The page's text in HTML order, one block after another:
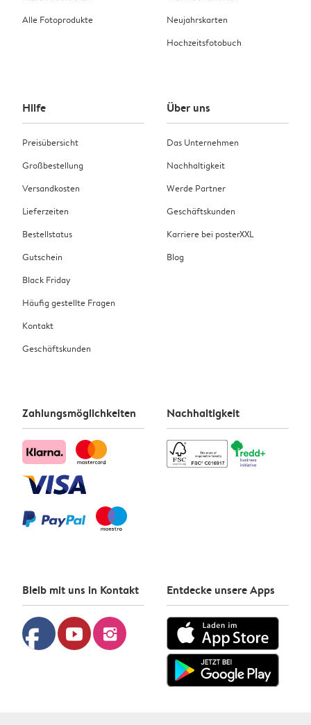
Alle Fotoprodukte
Neujahrskarten
Hochzeitsfotobuch
Hilfe
Preisübersicht
Großbestellung
Versandkosten
Lieferzeiten
Bestellstatus
Gutschein
Black Friday
Häufig gestellte Fragen
Kontakt
Geschäftskunden
Über uns
Das Unternehmen
Nachhaltigkeit
Werde Partner
Geschäftskunden
Karriere bei posterXXL
Blog
Zahlungsmöglichkeiten Nachhaltigkeit
Bleib mit uns in Kontakt
facebook youtube instagram
Entdecke unsere Apps